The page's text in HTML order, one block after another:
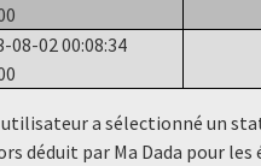
08-02 00:08:34
a sélectionné un
déduit par Ma Dada pour